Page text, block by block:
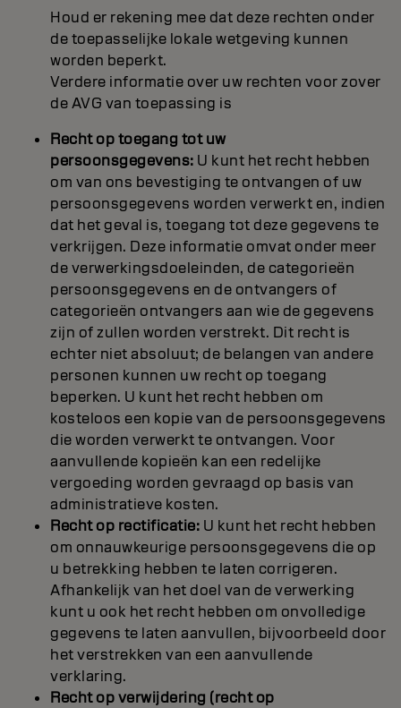
Houd er rekening mee dat deze rechten onder
de toepasselijke lokale wetgeving kunnen
worden beperkt.
Verdere informatie over uw rechten voor zover
de AVG van toepassing is
Recht op toegang tot uw
persoonsgegevens: U kunt het recht hebben
om van ons bevestiging te ontvangen of uw
persoonsgegevens worden verwerkt en, indien
dat het geval is, toegang tot deze gegevens te
verkrijgen. Deze informatie omvat onder meer
de verwerkingsdoeleinden, de categorieën
persoonsgegevens en de ontvangers of
categorieën ontvangers aan wie de gegevens
zijn of zullen worden verstrekt. Dit recht is
echter niet absoluut; de belangen van andere
personen kunnen uw recht op toegang
beperken. U kunt het recht hebben om
kosteloos een kopie van de persoonsgegevens
die worden verwerkt te ontvangen. Voor
aanvullende kopieën kan een redelijke
vergoeding worden gevraagd op basis van
administratieve kosten.
Recht op rectificatie: U kunt het recht hebben
om onnauwkeurige persoonsgegevens die op
u betrekking hebben te laten corrigeren.
Afhankelijk van het doel van de verwerking
kunt u ook het recht hebben om onvolledige
gegevens te laten aanvullen, bijvoorbeeld door
het verstrekken van een aanvullende
verklaring.
Recht op verwijdering (recht op